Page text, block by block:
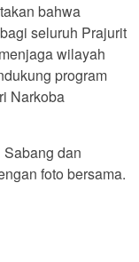
bahwa
seluruh Prajurit
wilayah
program
Narkoba
dan
foto bersama.